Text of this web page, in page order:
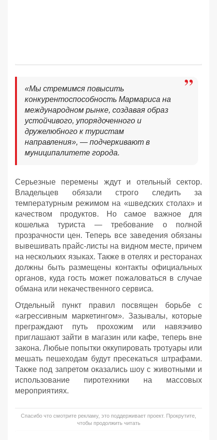
«Мы стремимся повысить
конкурентоспособность Мармариса на
международном рынке, создавая образ
устойчивого, упорядоченного и
дружелюбного к туристам
направления», — подчеркивают в
муниципалитете города.
Серьезные перемены ждут и отельный сектор.
Владельцев обязали строго следить за
температурным режимом на «шведских столах» и
качеством продуктов. Но самое важное для
кошелька туриста — требование о полной
прозрачности цен. Теперь все заведения обязаны
вывешивать прайс-листы на видном месте, причем
на нескольких языках. Также в отелях и ресторанах
должны быть размещены контакты официальных
органов, куда гость может пожаловаться в случае
обмана или некачественного сервиса.
Отдельный пункт правил посвящен борьбе с
«агрессивным маркетингом». Зазывалы, которые
преграждают путь прохожим или навязчиво
приглашают зайти в магазин или кафе, теперь вне
закона. Любые попытки оккупировать тротуары или
мешать пешеходам будут пресекаться штрафами.
Также под запретом оказались шоу с животными и
использование пиротехники на массовых
мероприятиях.
Спасибо что смотрите рекламу, это поддерживает проект. Прокрутите,
чтобы продолжить читать